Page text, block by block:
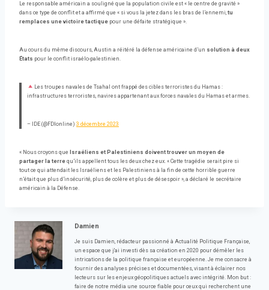
Le responsable américain a souligné que la population civile est « le centre de gravité »
dans ce type de conflit et a affirmé que « si vous la jetez dans les bras de l’ennemi, tu
remplaces une victoire tactique pour une défaite stratégique ».
Au cours du même discours, Austin a réitéré la défense américaine d’un solution à deux
États pour le conflit israélo-palestinien.
Les troupes navales de Tsahal ont frappé des cibles terroristes du Hamas :
infrastructures terroristes, navires appartenant aux forces navales du Hamas et armes.
– IDE (@FDIonline) 3 décembre 2023
« Nous croyons que
Israéliens et Palestiniens doivent trouver un moyen de
partager la terre qu’ils appellent tous les deux chez eux. « Cette tragédie serait pire si
tout ce qui attendait les Israéliens et les Palestiniens à la fin de cette horrible guerre
n’était que plus d’insécurité, plus de colère et plus de désespoir », a déclaré le secrétaire
américain à la Défense.
Damien
Je suis Damien, rédacteur passionné à Actualité Politique Française,
un espace que j'ai investi dès sa création en 2020 pour démêler les
intrications de la politique française et européenne. Je me consacre à
fournir des analyses précises et documentées, visant à éclairer nos
lecteurs sur les enjeux géopolitiques actuels avec intégrité. Mon but :
faire de notre média une source fiable pour ceux qui recherchent une